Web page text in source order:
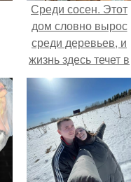
Среди сосен. Этот
дом словно вырос
среди деревьев, и
жизнь здесь течет в
собственном ритме
- спокойно, без
спешки и лишнего
шума.